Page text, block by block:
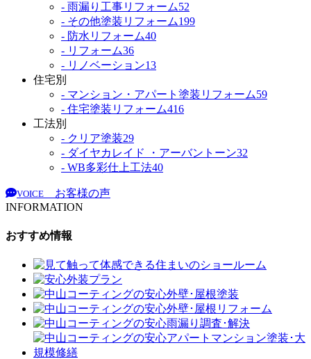
- 雨漏り工事リフォーム52
- その他塗装リフォーム199
- 防水リフォーム40
- リフォーム36
- リノベーション13
住宅別
- マンション・アパート塗装リフォーム59
- 住宅塗装リフォーム416
工法別
- クリア塗装29
- ダイヤカレイド ・アーバントーン32
- WB多彩仕上工法40
VOICE
お客様の声
INFORMATION
おすすめ情報